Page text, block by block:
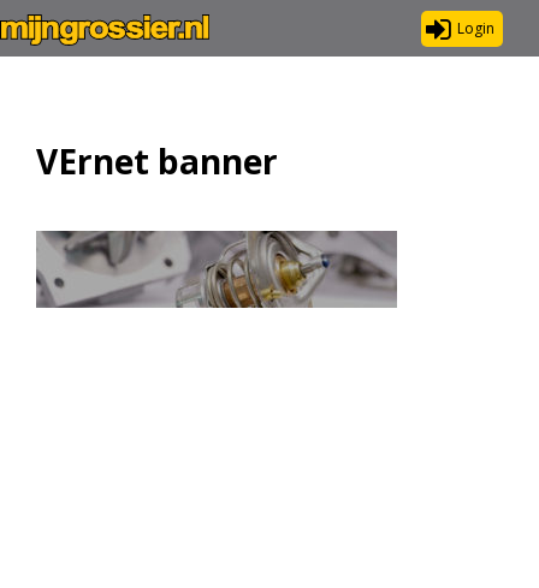
Login
VErnet banner